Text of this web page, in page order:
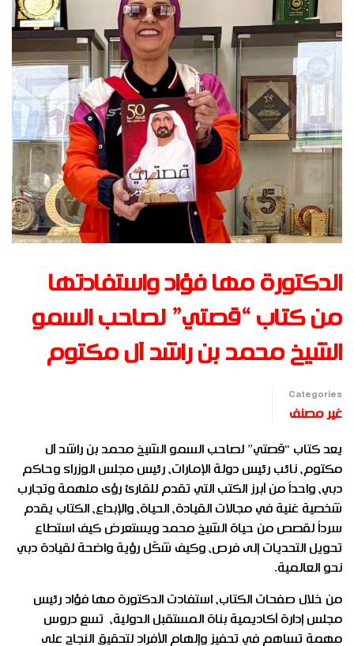
الدكتورة مها فؤاد واستفادتها
من كتاب “قصتي” لصاحب السمو
الشيخ محمد بن راشد آل مكتوم
Categories
غير مصنف
يعد كتاب “قصتي” لصاحب السمو الشيخ محمد بن راشد آل
مكتوم، نائب رئيس دولة الإمارات، رئيس مجلس الوزراء وحاكم
دبي، واحداً من أبرز الكتب التي تقدم للقارئ رؤى ملهمة وتجارب
شخصية غنية في مجالات القيادة، الحياة، والإبداع، الكتاب يقدم
سرداً لقصص من حياة الشيخ محمد ويستعرض كيف استطاع
تحويل التحديات إلى فرص، وكيف شكّل رؤية واضحة لقيادة دبي
نحو العالمية.
من خلال صفحات الكتاب، استفادت الدكتورة مها فؤاد رئيس
مجلس إدارة أكاديمية بناة المستقبل الدولية، تسع دروس
مهمة تساهم في تحفيز وإلهام الأفراد لتحقيق النجاح على